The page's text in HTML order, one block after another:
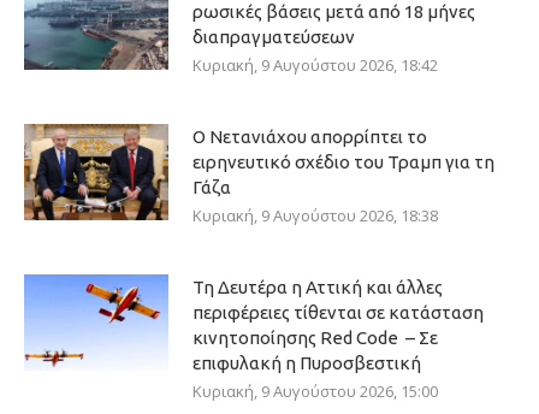
ρωσικές βάσεις μετά από 18 μήνες
διαπραγματεύσεων
Κυριακή, 9 Αυγούστου 2026, 18:42
Ο Νετανιάχου απορρίπτει το
ειρηνευτικό σχέδιο του Τραμπ για τη
Γάζα
Κυριακή, 9 Αυγούστου 2026, 18:38
Τη Δευτέρα η Αττική και άλλες
περιφέρειες τίθενται σε κατάσταση
κινητοποίησης Red Code – Σε
επιφυλακή η Πυροσβεστική
Κυριακή, 9 Αυγούστου 2026, 15:00